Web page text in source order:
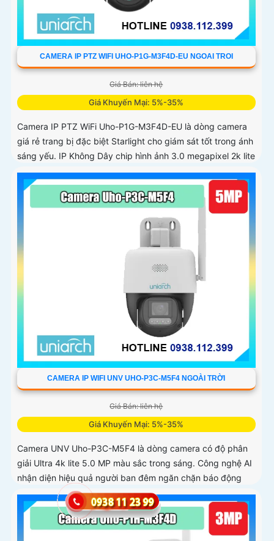
CAMERA IP PTZ WIFI UHO-P1G-M3F4D-EU NGOAI TROI
Giá Bán: liên hệ
Giá Khuyến Mại: 5%-35%
Camera IP PTZ WiFi Uho-P1G-M3F4D-EU là dòng camera
giá rẻ trang bị đặc biệt Starlight cho giám sát tốt trong ánh
sáng yếu. IP Không Dây chip hình ảnh 3.0 megapixel 2k lite
CAMERA IP WIFI UNV UHO-P3C-M5F4 NGOÀI TRỜI
Giá Bán: liên hệ
Giá Khuyến Mại: 5%-35%
Camera UNV Uho-P3C-M5F4 là dòng camera có độ phân
giải Ultra 4k lite 5.0 MP màu sắc trong sáng. Công nghệ AI
nhận diện hiệu quả người ban đêm ngăn chặn báo động
giả